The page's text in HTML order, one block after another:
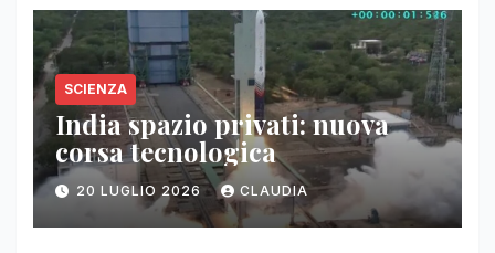
SCIENZA
India spazio privati: nuova
corsa tecnologica
20 LUGLIO 2026 CLAUDIA